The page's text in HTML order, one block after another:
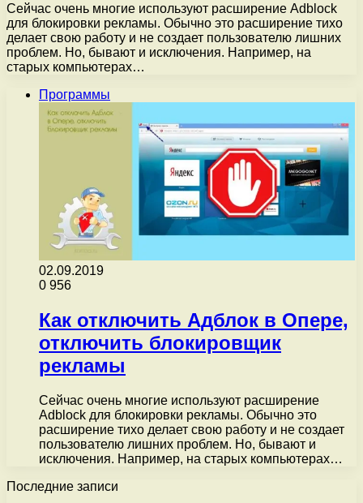
Сейчас очень многие используют расширение Adblock
для блокировки рекламы. Обычно это расширение тихо
делает свою работу и не создает пользователю лишних
проблем. Но, бывают и исключения. Например, на
старых компьютерах…
Программы
02.09.2019
0 956
Как отключить Адблок в Опере,
отключить блокировщик
рекламы
Сейчас очень многие используют расширение
Adblock для блокировки рекламы. Обычно это
расширение тихо делает свою работу и не создает
пользователю лишних проблем. Но, бывают и
исключения. Например, на старых компьютерах…
Последние записи